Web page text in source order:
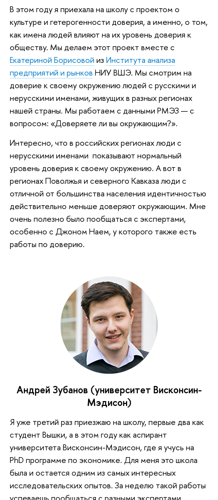
В этом году я приехала на школу с проектом о
культуре и гетерогенности доверия, а именно, о том,
как имена людей влияют на их уровень доверия к
обществу. Мы делаем этот проект вместе с
Екатериной Борисовой из Института анализа
предприятий и рынков НИУ ВШЭ. Мы смотрим на
доверие к своему окружению людей с русскими и
нерусскими именами, живущих в разных регионах
нашей страны. Мы работаем с данными РМЭЗ — с
вопросом: «Доверяете ли вы окружающим?».
Интересно, что в российских регионах люди с
нерусскими именами показывают нормальный
уровень доверия к своему окружению. А вот в
регионах Поволжья и северного Кавказа люди с
отличной от большинства населения идентичностью
действительно меньше доверяют окружающим. Мне
очень полезно было пообщаться с экспертами,
особенно с Джоном Наем, у которого также есть
работы по доверию.
Андрей Зубанов (университет Висконсин-
Мэдисон)
Я уже третий раз приезжаю на школу, первые два как
студент Вышки, а в этом году как аспирант
университета Висконсин-Мэдисон, где я учусь на
PhD программе по экономике. Для меня это школа
была и остается одним из самых интересных
исследовательских опытов. За неделю такой работы
успеваешь пообщаться с разными экспертами,